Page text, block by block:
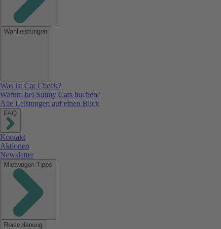
Wahlleistungen
Was ist Car Check?
Warum bei Sunny Cars buchen?
Alle Leistungen auf einen Blick
FAQ
Kontakt
Aktionen
Newsletter
Mietwagen-Tipps
Reiseplanung